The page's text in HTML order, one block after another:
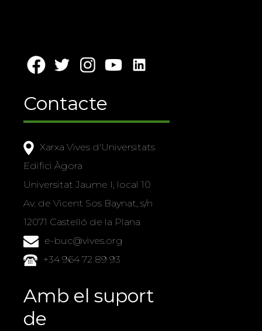
Contacte
Xarxa Vives d'Universitats
Edifici Àgora
Universitat Jaume I, local 10
Av. de Vicent Sos Baynat, s/n
12071 Castelló de la Plana
e-buc@vives.org
+34 964 72 89 93
Amb el suport
de